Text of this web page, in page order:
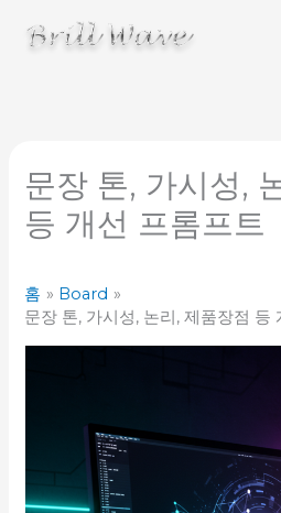
문장 톤, 가시성,
등 개선 프롬프트
홈
Board
문장 톤, 가시성, 논리, 제품장점 등